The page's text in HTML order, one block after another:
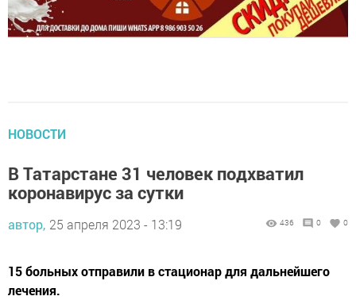
НОВОСТИ
В Татарстане 31 человек подхватил
коронавирус за сутки
автор, 25 апреля 2023 - 13:19 436 0 0
15 больных отправили в стационар для дальнейшего
лечения.